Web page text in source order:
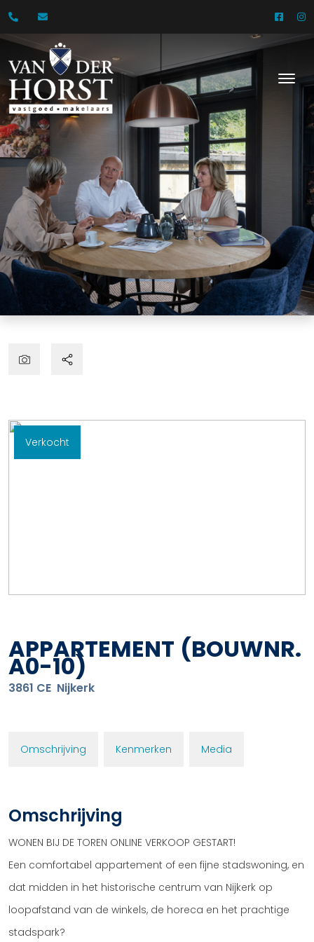
Verkocht
APPARTEMENT (BOUWNR.
A0-10)
3861 CE Nijkerk
Omschrijving Kenmerken Media
Omschrijving
WONEN BIJ DE TOREN ONLINE VERKOOP GESTART!
Een comfortabel appartement of een fijne stadswoning, en
dat midden in het historische centrum van Nijkerk op
loopafstand van de winkels, de horeca en het prachtige
stadspark?